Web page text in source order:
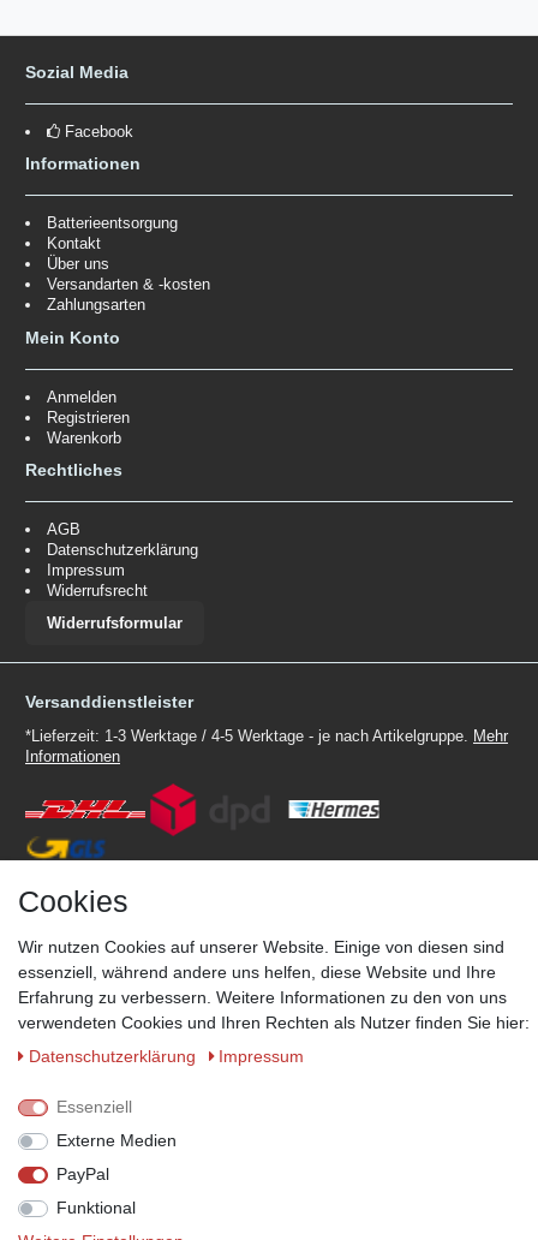
Sozial Media
Facebook
Informationen
Batterieentsorgung
Kontakt
Über uns
Versandarten & -kosten
Zahlungsarten
Mein Konto
Anmelden
Registrieren
Warenkorb
Rechtliches
AGB
Datenschutzerklärung
Impressum
Widerrufsrecht
Widerrufsformular
Versanddienstleister
*Lieferzeit: 1-3 Werktage / 4-5 Werktage - je nach Artikelgruppe. Mehr
Informationen
Zahlungsmöglichkeiten
Wir behalten uns das Recht vor im Einzelfall bestimmte
Mehr Informationen
siehe Artikeldetails.
Cookies
Wir nutzen Cookies auf unserer Website. Einige von diesen sind
essenziell, während andere uns helfen, diese Website und Ihre
Erfahrung zu verbessern. Weitere Informationen zu den von uns
verwendeten Cookies und Ihren Rechten als Nutzer finden Sie hier:
Daten­schutz­erklärung
Impressum
Essenziell
Externe Medien
PayPal
Funktional